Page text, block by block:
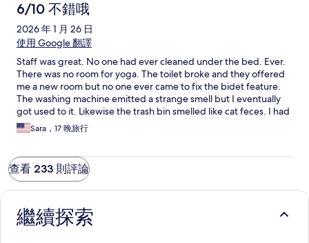
6/10 不錯哦
2026 年 1 月 26 日
使用 Google 翻譯
Staff was great. No one had ever cleaned under the bed. Ever.
There was no room for yoga. The toilet broke and they offered
me a new room but no one ever came to fix the bidet feature.
The washing machine emitted a strange smell but I eventually
got used to it. Likewise the trash bin smelled like cat feces. I had
to remove it from the room. When I complained to 3 cleaners
that the stairway railings were filthy they said: it's not our
broken, was strangely comfortable and I slept well.
Sara，17 晚旅行
查看 233 則評論
繼續探索